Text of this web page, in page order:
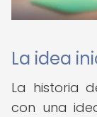
La idea
La historia
con una